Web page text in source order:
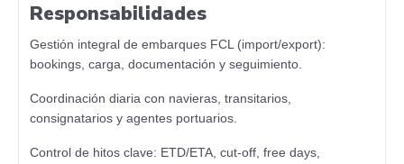
Responsabilidades
Gestión integral de embarques FCL (import/export):
bookings, carga, documentación y seguimiento.
Coordinación diaria con navieras, transitarios,
consignatarios y agentes portuarios.
Control de hitos clave: ETD/ETA, cut-off, free days,